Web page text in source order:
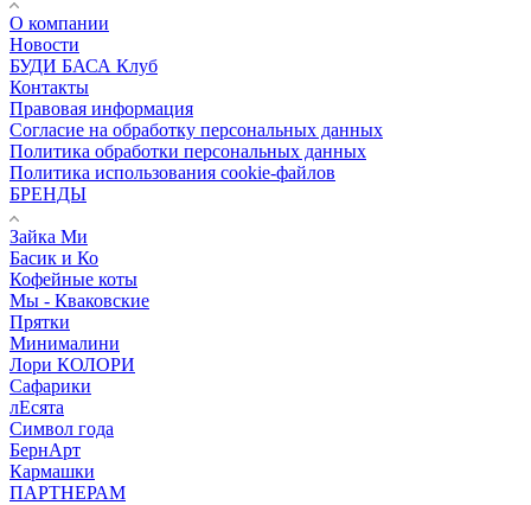
О компании
Новости
БУДИ БАСА Клуб
Контакты
Правовая информация
Согласие на обработку персональных данных
Политика обработки персональных данных
Политика использования cookie-файлов
БРЕНДЫ
Зайка Ми
Басик и Ко
Кофейные коты
Мы - Кваковские
Прятки
Минималини
Лори КОЛОРИ
Сафарики
лЕсята
Символ года
БернАрт
Кармашки
ПАРТНЕРАМ